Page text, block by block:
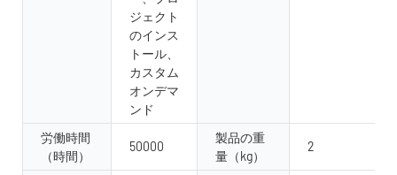
ジェクト
のインス
トール、
カスタム
オンデマ
ンド
労働時間
（時間）
50000
製品の重
量（kg）
2